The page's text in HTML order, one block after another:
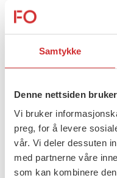
Samtykke
Denne nettsiden
Vi bruker
preg, for å levere
vår. Vi deler dessuten
med partnerne våre
som kan kombinere